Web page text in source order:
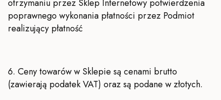
otrzymaniu przez Sklep Internetowy potwierdzenia
poprawnego wykonania płatności przez Podmiot
realizujący płatność
6. Ceny towarów w Sklepie są cenami brutto
(zawierają podatek VAT) oraz są podane w złotych.